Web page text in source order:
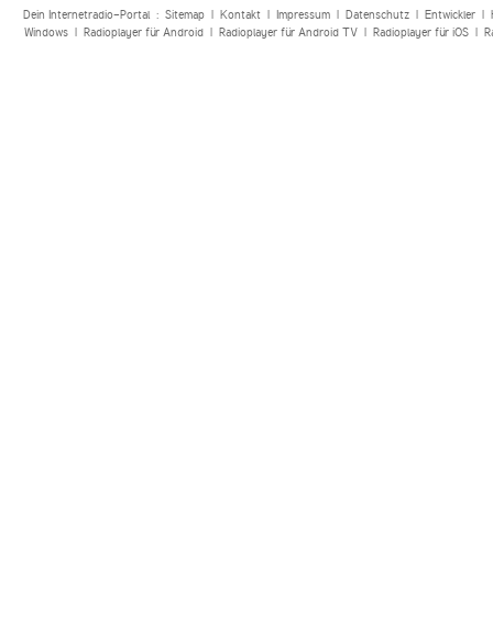
Dein Internetradio-Portal : Sitemap| Kontakt| Impressum| Datenschutz| Entwickler|
Windows| Radioplayer für Android| Radioplayer für Android TV| Radioplayer für iOS|